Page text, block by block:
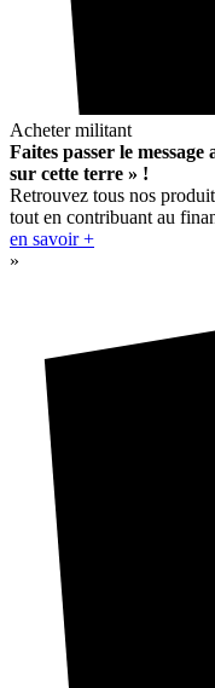
Acheter militant
Faites passer le
sur cette terre » !
Retrouvez tous nos
tout en contribuant au
en savoir +
»